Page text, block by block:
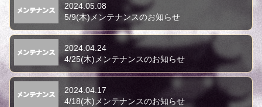
2024.05.08
5/9(木)メンテナンスのお知らせ
2024.04.24
4/25(木)メンテナンスのお知らせ
2024.04.17
4/18(木)メンテナンスのお知らせ